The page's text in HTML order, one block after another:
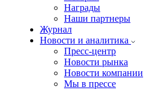
Награды
Наши партнеры
Журнал
Новости и аналитика
Пресс-центр
Новости рынка
Новости компании
Мы в прессе